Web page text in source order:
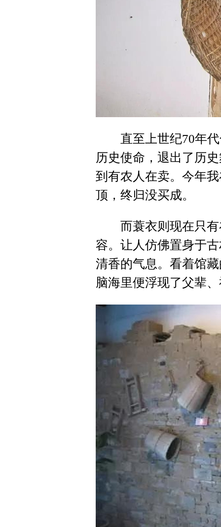
直至上世纪70年代
历史使命，退出了历
到有农人在卖。今年
顶，终归没买成。
而蓑衣则现在只有
容。让人仿佛置身于
清香的气息。看着馆
脑海里便浮现了父辈